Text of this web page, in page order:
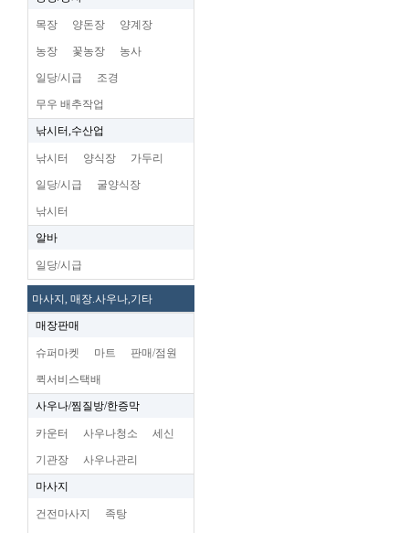
목장 양돈장 양계장
농장 꽃농장 농사
일당/시급 조경
무우 배추작업
낚시터,수산업
낚시터 양식장 가두리
일당/시급 굴양식장
낚시터
알바
일당/시급
마사지, 매장.사우나,기타
매장판매
슈퍼마켓 마트 판매/점원
퀵서비스택배
사우나/찜질방/한증막
카운터 사우나청소 세신
기관장 사우나관리
마사지
건전마사지 족탕